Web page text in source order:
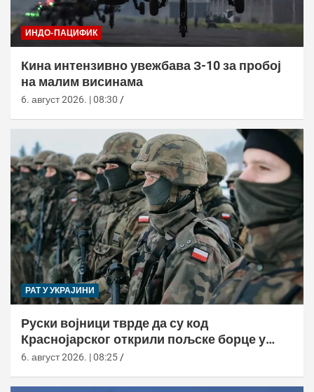
ИНДО-ПАЦИФИК
Кина интензивно увежбава З-10 за пробој
на малим висинама
6. август 2026. | 08:30
РАТ У УКРАЈИНИ
Руски војници тврде да су код
Краснојарског открили пољске борце у
НАТО униформама
6. август 2026. | 08:25